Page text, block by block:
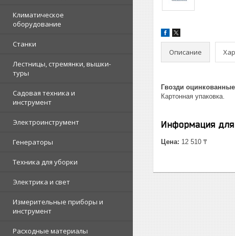
Климатическое
оборудование
Станки
Лестницы, стремянки, вышки-
туры
Садовая техника и
инструмент
Электроинструмент
Генераторы
Техника для уборки
Электрика и свет
Измерительные приборы и
инструмент
Расходные материалы
Описание
Гвозди
Картонная упаковка.
Информация для
Цена: 12 510 ₸